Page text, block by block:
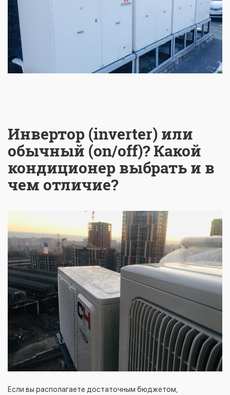
Инвертор (inverter) или
обычный (on/off)? Какой
кондиционер выбрать и в
чем отличие?
Если вы располагаете достаточным бюджетом,